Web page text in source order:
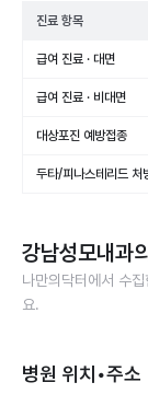
진료 항목
급여 진료 · 대면
급여 진료 · 비대면
대상포진 예방접종
두타/피나스테리드 처
강남성모내과
나만의닥터에서 수집
요.
병원 위치•주소